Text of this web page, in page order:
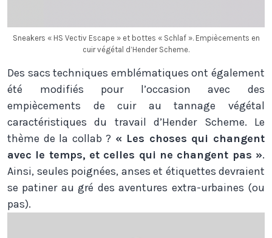
Sneakers « HS Vectiv Escape » et bottes « Schlaf ». Empiècements en
cuir végétal d’Hender Scheme.
Des sacs techniques emblématiques ont également
été modifiés pour l’occasion avec des
empiècements de cuir au tannage végétal
caractéristiques du travail d’Hender Scheme. Le
thème de la collab ? « Les choses qui changent
avec le temps, et celles qui ne changent pas ».
Ainsi, seules poignées, anses et étiquettes devraient
se patiner au gré des aventures extra-urbaines (ou
pas).